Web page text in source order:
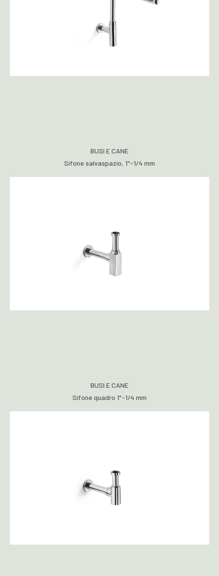
BUSI E CANE
Sifone salvaspazio, 1"-1/4 mm
BUSI E CANE
Sifone quadro 1"-1/4 mm